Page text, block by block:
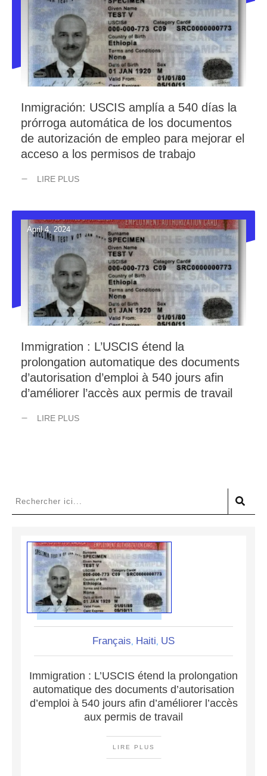
Inmigración: USCIS amplía a 540 días la
prórroga automática de los documentos
de autorización de empleo para mejorar el
acceso a los permisos de trabajo
LIRE PLUS
April 4, 2024
Immigration : L’USCIS étend la
prolongation automatique des documents
d’autorisation d’emploi à 540 jours afin
d’améliorer l’accès aux permis de travail
LIRE PLUS
Français Haiti US
Immigration : L’USCIS étend la prolongation
automatique des documents d’autorisation
d’emploi à 540 jours afin d’améliorer l’accès
aux permis de travail
LIRE PLUS